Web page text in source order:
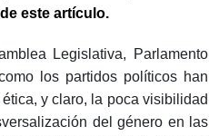
este artículo.
Legislativa, Parlamento
los partidos políticos han
y claro, la poca visibilidad
del género en las